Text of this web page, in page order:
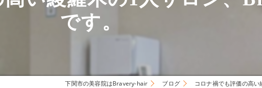
市の美容院･Bravery-hairのお客様の声
です。
下関市の美容院はBravery-hair ブログ コロナ禍でも評価の高